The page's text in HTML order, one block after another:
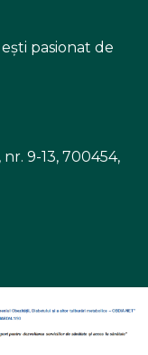
pasionat de
9-13, 700454,